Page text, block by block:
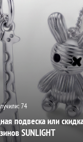
74
подвеска или
SUNLIGHT